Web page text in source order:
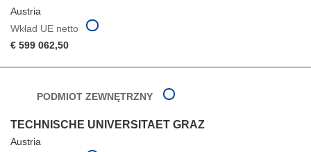
Austria
Wkład UE netto
€ 599 062,50
PODMIOT ZEWNĘTRZNY
TECHNISCHE UNIVERSITAET GRAZ
Austria